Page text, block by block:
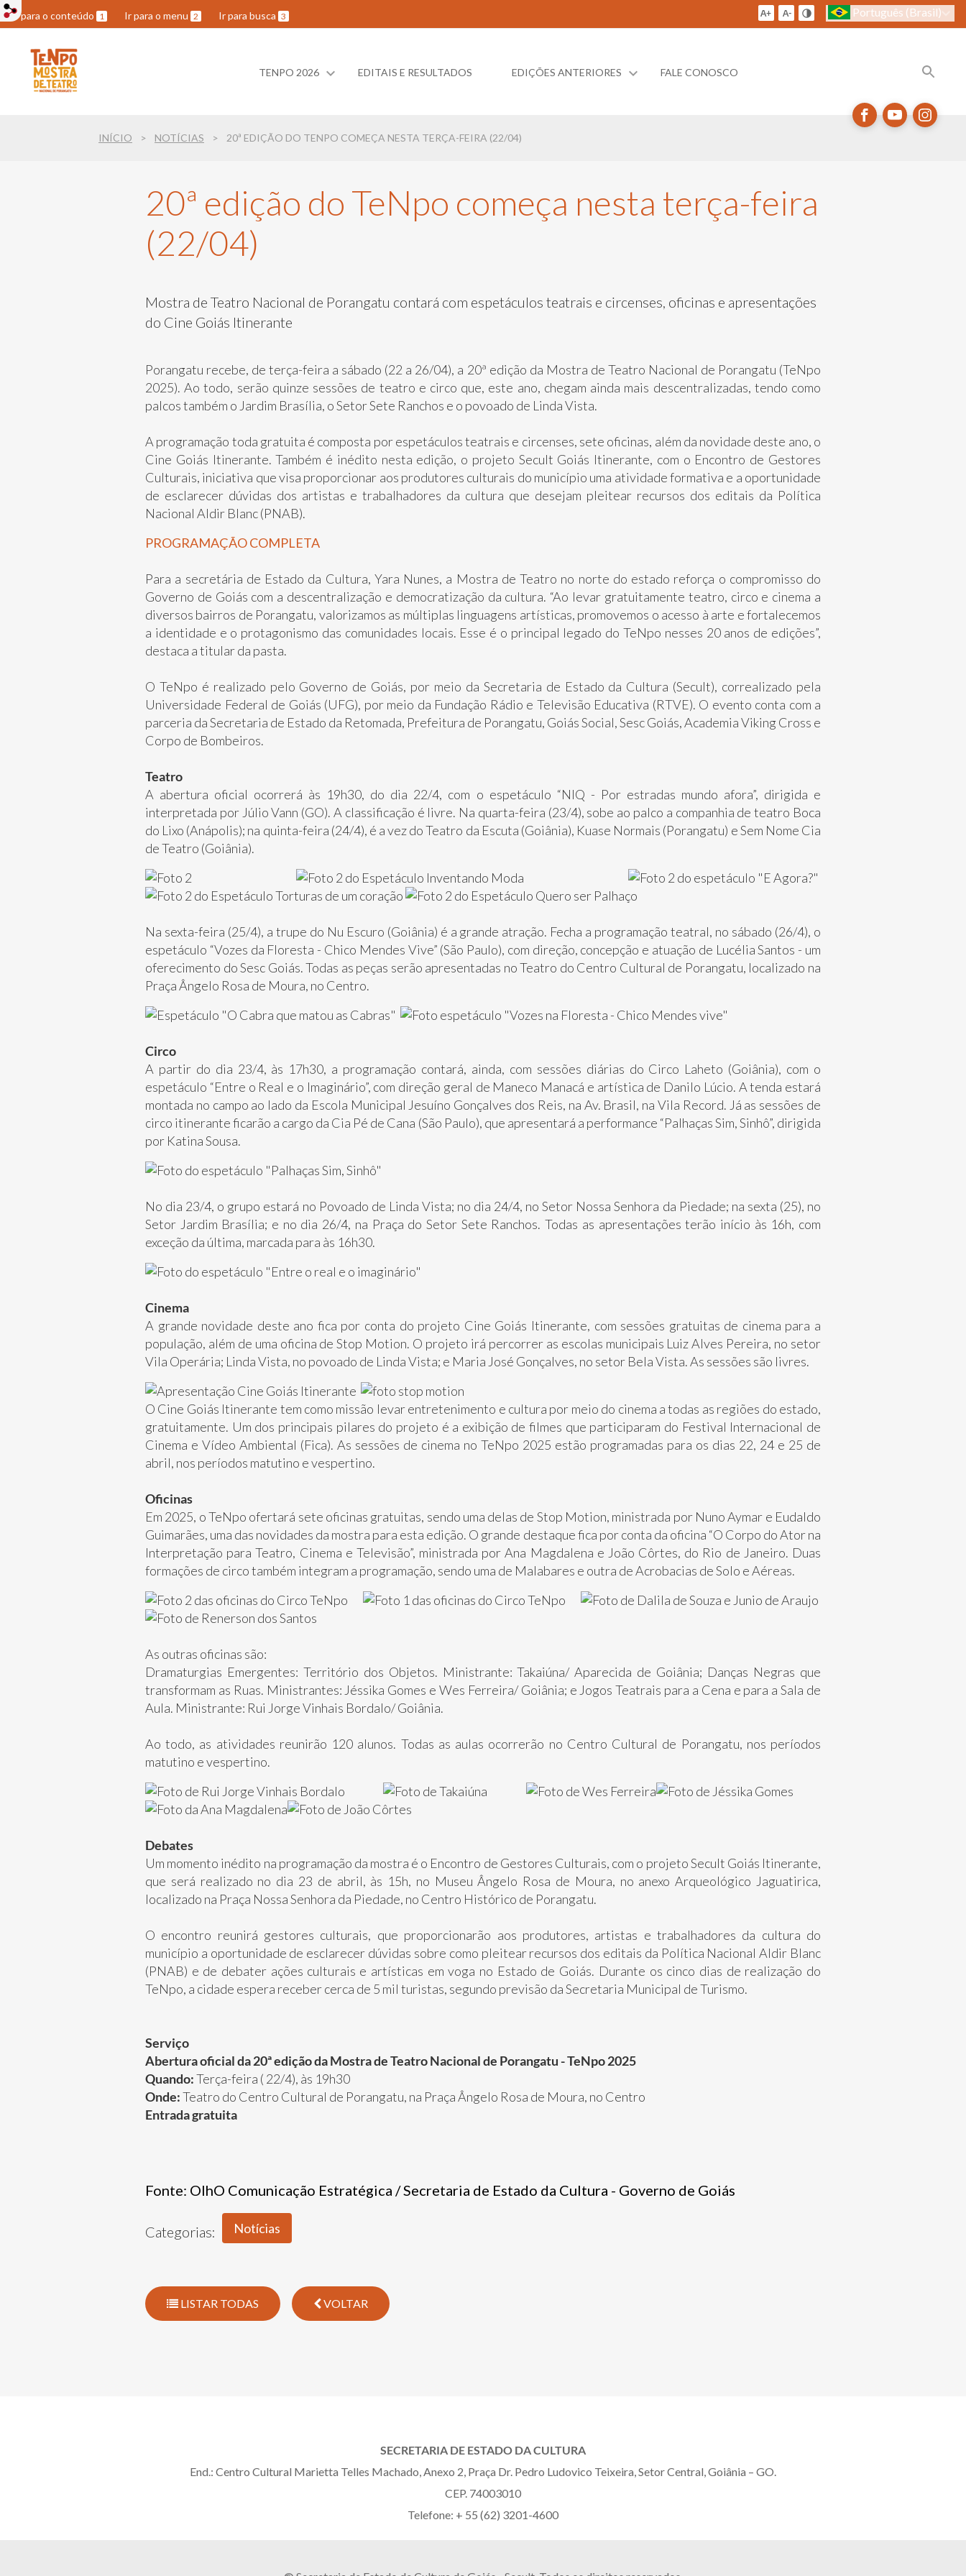
Ir para o conteúdo 1 Ir para o menu 2 Ir para busca 3 Português (Brasil)
TENPO 2026 EDITAIS E RESULTADOS EDIÇÕES ANTERIORES FALE CONOSCO
INÍCIO NOTÍCIAS 20ª EDIÇÃO DO TENPO COMEÇA NESTA TERÇA-FEIRA (22/04)
20ª edição do TeNpo começa nesta terça-feira
(22/04)
Mostra de Teatro Nacional de Porangatu contará com espetáculos teatrais e circenses, oficinas e apresentações
do Cine Goiás Itinerante
Porangatu recebe, de terça-feira a sábado (22 a 26/04), a 20ª edição da Mostra de Teatro Nacional de Porangatu (TeNpo
2025). Ao todo, serão quinze sessões de teatro e circo que, este ano, chegam ainda mais descentralizadas, tendo como
palcos também o Jardim Brasília, o Setor Sete Ranchos e o povoado de Linda Vista.
A programação toda gratuita é composta por espetáculos teatrais e circenses, sete oficinas, além da novidade deste ano, o
Cine Goiás Itinerante. Também é inédito nesta edição, o projeto Secult Goiás Itinerante, com o Encontro de Gestores
Culturais, iniciativa que visa proporcionar aos produtores culturais do município uma atividade formativa e a oportunidade
de esclarecer dúvidas dos artistas e trabalhadores da cultura que desejam pleitear recursos dos editais da Política
Nacional Aldir Blanc (PNAB).
PROGRAMAÇÃO COMPLETA
Para a secretária de Estado da Cultura, Yara Nunes, a Mostra de Teatro no norte do estado reforça o compromisso do
Governo de Goiás com a descentralização e democratização da cultura. “Ao levar gratuitamente teatro, circo e cinema a
diversos bairros de Porangatu, valorizamos as múltiplas linguagens artísticas, promovemos o acesso à arte e fortalecemos
a identidade e o protagonismo das comunidades locais. Esse é o principal legado do TeNpo nesses 20 anos de edições”,
destaca a titular da pasta.
O TeNpo é realizado pelo Governo de Goiás, por meio da Secretaria de Estado da Cultura (Secult), correalizado pela
Universidade Federal de Goiás (UFG), por meio da Fundação Rádio e Televisão Educativa (RTVE). O evento conta com a
parceria da Secretaria de Estado da Retomada, Prefeitura de Porangatu, Goiás Social, Sesc Goiás, Academia Viking Cross e
Corpo de Bombeiros.
Teatro
A abertura oficial ocorrerá às 19h30, do dia 22/4, com o espetáculo “NIQ - Por estradas mundo afora”, dirigida e
interpretada por Júlio Vann (GO). A classificação é livre. Na quarta-feira (23/4), sobe ao palco a companhia de teatro Boca
do Lixo (Anápolis); na quinta-feira (24/4), é a vez do Teatro da Escuta (Goiânia), Kuase Normais (Porangatu) e Sem Nome Cia
de Teatro (Goiânia).
Na sexta-feira (25/4), a trupe do Nu Escuro (Goiânia) é a grande atração. Fecha a programação teatral, no sábado (26/4), o
espetáculo “Vozes da Floresta - Chico Mendes Vive” (São Paulo), com direção, concepção e atuação de Lucélia Santos - um
oferecimento do Sesc Goiás. Todas as peças serão apresentadas no Teatro do Centro Cultural de Porangatu, localizado na
Praça Ângelo Rosa de Moura, no Centro.
Circo
A partir do dia 23/4, às 17h30, a programação contará, ainda, com sessões diárias do Circo Laheto (Goiânia), com o
espetáculo “Entre o Real e o Imaginário”, com direção geral de Maneco Manacá e artística de Danilo Lúcio. A tenda estará
montada no campo ao lado da Escola Municipal Jesuíno Gonçalves dos Reis, na Av. Brasil, na Vila Record. Já as sessões de
circo itinerante ficarão a cargo da Cia Pé de Cana (São Paulo), que apresentará a performance “Palhaças Sim, Sinhô”, dirigida
por Katina Sousa.
No dia 23/4, o grupo estará no Povoado de Linda Vista; no dia 24/4, no Setor Nossa Senhora da Piedade; na sexta (25), no
Setor Jardim Brasília; e no dia 26/4, na Praça do Setor Sete Ranchos. Todas as apresentações terão início às 16h, com
exceção da última, marcada para às 16h30.
Cinema
A grande novidade deste ano fica por conta do projeto Cine Goiás Itinerante, com sessões gratuitas de cinema para a
população, além de uma oficina de Stop Motion. O projeto irá percorrer as escolas municipais Luiz Alves Pereira, no setor
Vila Operária; Linda Vista, no povoado de Linda Vista; e Maria José Gonçalves, no setor Bela Vista. As sessões são livres.
O Cine Goiás Itinerante tem como missão levar entretenimento e cultura por meio do cinema a todas as regiões do estado,
gratuitamente. Um dos principais pilares do projeto é a exibição de filmes que participaram do Festival Internacional de
Cinema e Vídeo Ambiental (Fica). As sessões de cinema no TeNpo 2025 estão programadas para os dias 22, 24 e 25 de
abril, nos períodos matutino e vespertino.
Oficinas
Em 2025, o TeNpo ofertará sete oficinas gratuitas, sendo uma delas de Stop Motion, ministrada por Nuno Aymar e Eudaldo
Guimarães, uma das novidades da mostra para esta edição. O grande destaque fica por conta da oficina “O Corpo do Ator na
Interpretação para Teatro, Cinema e Televisão”, ministrada por Ana Magdalena e João Côrtes, do Rio de Janeiro. Duas
formações de circo também integram a programação, sendo uma de Malabares e outra de Acrobacias de Solo e Aéreas.
As outras oficinas são:
Dramaturgias Emergentes: Território dos Objetos. Ministrante: Takaiúna/ Aparecida de Goiânia; Danças Negras que
transformam as Ruas. Ministrantes: Jéssika Gomes e Wes Ferreira/ Goiânia; e Jogos Teatrais para a Cena e para a Sala de
Aula. Ministrante: Rui Jorge Vinhais Bordalo/ Goiânia.
Ao todo, as atividades reunirão 120 alunos. Todas as aulas ocorrerão no Centro Cultural de Porangatu, nos períodos
matutino e vespertino.
Debates
Um momento inédito na programação da mostra é o Encontro de Gestores Culturais, com o projeto Secult Goiás Itinerante,
que será realizado no dia 23 de abril, às 15h, no Museu Ângelo Rosa de Moura, no anexo Arqueológico Jaguatirica,
localizado na Praça Nossa Senhora da Piedade, no Centro Histórico de Porangatu.
O encontro reunirá gestores culturais, que proporcionarão aos produtores, artistas e trabalhadores da cultura do
município a oportunidade de esclarecer dúvidas sobre como pleitear recursos dos editais da Política Nacional Aldir Blanc
(PNAB) e de debater ações culturais e artísticas em voga no Estado de Goiás. Durante os cinco dias de realização do
TeNpo, a cidade espera receber cerca de 5 mil turistas, segundo previsão da Secretaria Municipal de Turismo.
Serviço
Abertura oficial da 20ª edição da Mostra de Teatro Nacional de Porangatu - TeNpo 2025
Quando:Terça-feira ( 22/4), às 19h30
Onde:Teatro do Centro Cultural de Porangatu, na Praça Ângelo Rosa de Moura, no Centro
Entrada gratuita
Fonte: OlhO Comunicação Estratégica / Secretaria de Estado da Cultura - Governo de Goiás
Categorias: Notícias
LISTAR TODAS VOLTAR
SECRETARIA DE ESTADO DA CULTURA
End.: Centro Cultural Marietta Telles Machado, Anexo 2, Praça Dr. Pedro Ludovico Teixeira, Setor Central, Goiânia – GO.
CEP. 74003010
Telefone: + 55 (62) 3201-4600